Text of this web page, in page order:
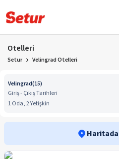
Otelleri
Setur Velingrad Otelleri
Velingrad(15)
Giriş - Çıkış Tarihleri
1 Oda, 2 Yetişkin